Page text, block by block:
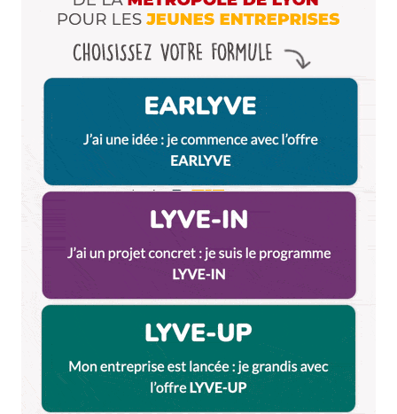
Répondre
Peut-être, mais c’est encore plus difficile à
assumer IRL xD
piouPiouM
pimousse mouahahah
LeSud
26 avril 2012 à 9 h 42 min
Répondre
Pourquoi pas dans la semaine…
ON&LO advertising (agence de communication)
26 avril 2012 à 10 h 11 min